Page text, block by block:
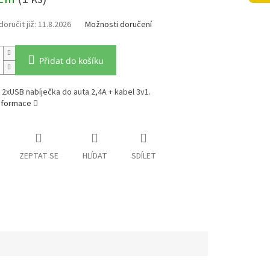
11.8.2026 Možnosti doručení
Přidat do košíku
2xUSB nabíječka do auta 2,4A + kabel 3v1.
ZEPTAT SE HLÍDAT SDÍLET